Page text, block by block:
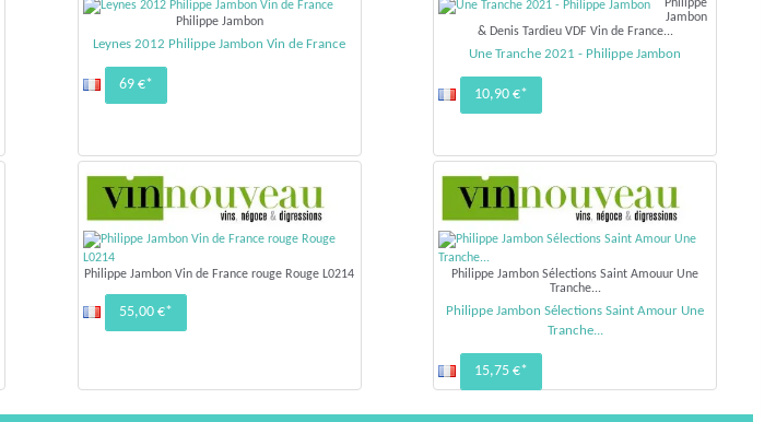
Philippe Jambon
Leynes 2012 Philippe Jambon Vin de France
69 €*
Philippe
Jambon
& Denis Tardieu VDF Vin de France...
Une Tranche 2021 - Philippe Jambon
10,90 €*
Philippe Jambon Vin de France rouge Rouge L0214
55,00 €*
Philippe Jambon Sélections Saint Amouur Une
Tranche...
Philippe Jambon Sélections Saint Amour Une
Tranche...
15,75 €*